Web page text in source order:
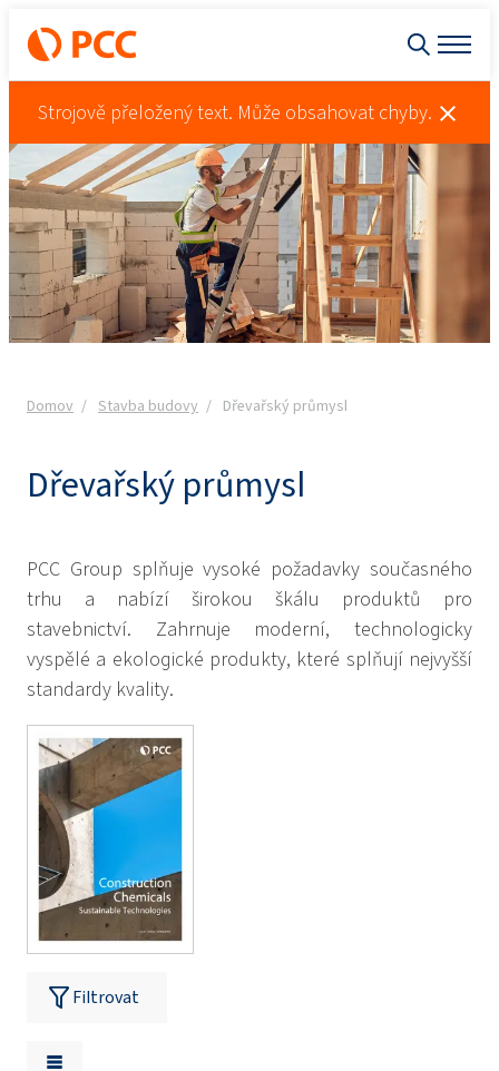
Strojově přeložený text. Může obsahovat chyby.
Domov Stavba budovy Dřevařský průmysl
Dřevařský průmysl
PCC Group splňuje vysoké požadavky současného
trhu a nabízí širokou škálu produktů pro
stavebnictví. Zahrnuje moderní, technologicky
vyspělé a ekologické produkty, které splňují nejvyšší
standardy kvality.
Filtrovat